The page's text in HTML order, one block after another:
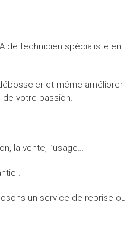
de technicien spécialiste en
et même améliorer
votre passion.
la vente, l’usage…
.
un service de reprise ou